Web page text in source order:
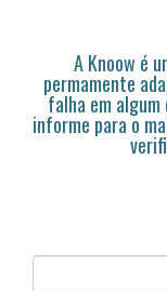
A Knoow é
permamente
falha em algum
informe para o